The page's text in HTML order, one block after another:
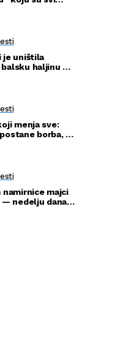
je uništila
balsku haljinu —
menja sve:
borba, a
namirnice majci
nedelju dana